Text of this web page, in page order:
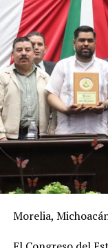
Morelia,